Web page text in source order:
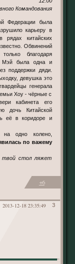
Командования
карьеру в
китайских
Обвинений
благодаря
Мэй была одна и
поддержки дяди.
девушка это
генерала
Хоу - чёрные с
кабинета его
дочь Китайской
её в коридоре и
одно колено,
по важему
твой стол ляжет
+6
3
2013-12-18 23:35:49